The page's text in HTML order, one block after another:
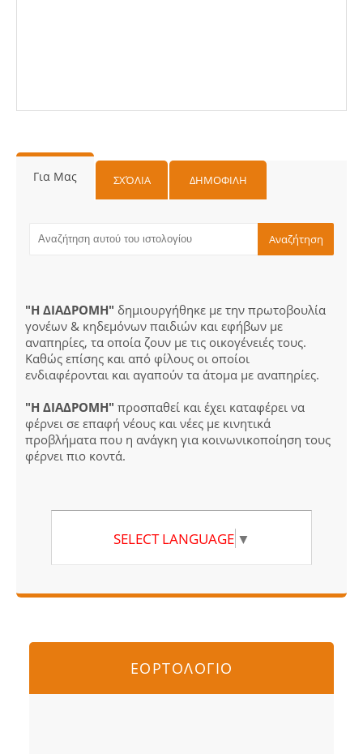
Για Μας ΣΧΌΛΙΑ ΔΗΜΟΦΙΛΗ
"Η ΔΙΑΔΡΟΜΗ" δημιουργήθηκε με την πρωτοβουλία
γονέων & κηδεμόνων παιδιών και εφήβων με
αναπηρίες, τα οποία ζουν με τις οικογένειές τους.
Καθώς επίσης και από φίλους οι οποίοι
ενδιαφέρονται και αγαπούν τα άτομα με αναπηρίες.
"Η ΔΙΑΔΡΟΜΗ" προσπαθεί και έχει καταφέρει να
φέρνει σε επαφή νέους και νέες με κινητικά
προβλήματα που η ανάγκη για κοινωνικοποίηση τους
φέρνει πιο κοντά.
SELECT LANGUAGE ▼
ΕΟΡΤΟΛΟΓΙΟ